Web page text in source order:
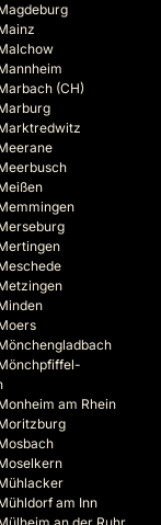
(CH)
am Rhein
am Inn